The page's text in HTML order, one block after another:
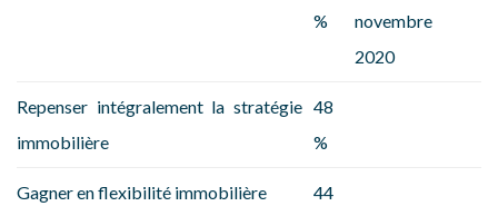
%
novembre
2020
Repenser intégralement la stratégie
immobilière
48
%
Gagner en flexibilité immobilière
44